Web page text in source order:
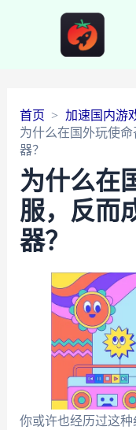
首页
加速国内游
为什么在国外玩使
器？
为什么在
服，反而
器？
你或许也经历过这